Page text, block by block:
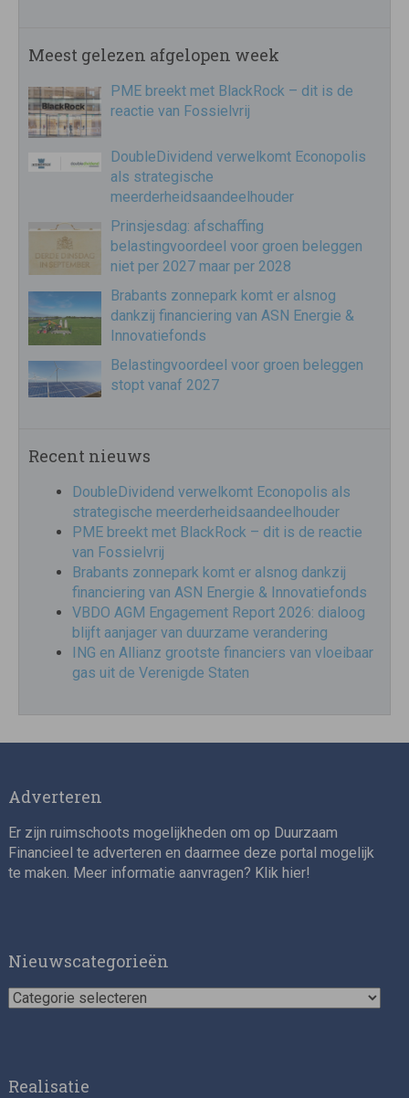
Meest gelezen afgelopen week
PME breekt met BlackRock – dit is de
reactie van Fossielvrij
DoubleDividend verwelkomt Econopolis
als strategische
meerderheidsaandeelhouder
Prinsjesdag: afschaffing
belastingvoordeel voor groen beleggen
niet per 2027 maar per 2028
Brabants zonnepark komt er alsnog
dankzij financiering van ASN Energie &
Innovatiefonds
Belastingvoordeel voor groen beleggen
stopt vanaf 2027
Recent nieuws
DoubleDividend verwelkomt Econopolis als
strategische meerderheidsaandeelhouder
PME breekt met BlackRock – dit is de reactie
van Fossielvrij
Brabants zonnepark komt er alsnog dankzij
financiering van ASN Energie & Innovatiefonds
VBDO AGM Engagement Report 2026: dialoog
blijft aanjager van duurzame verandering
ING en Allianz grootste financiers van vloeibaar
gas uit de Verenigde Staten
Adverteren
Er zijn ruimschoots mogelijkheden om op Duurzaam
Financieel te adverteren en daarmee deze portal mogelijk
te maken. Meer informatie aanvragen? Klik hier!
Nieuwscategorieën
Nieuwscategorieën
Realisatie